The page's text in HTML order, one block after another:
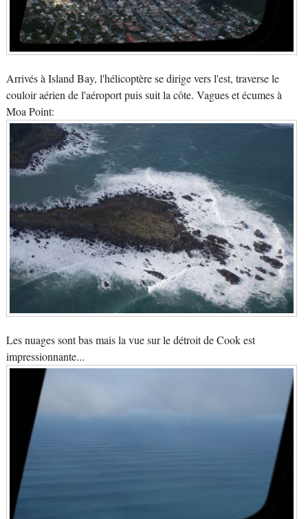
Arrivés à Island Bay, l'hélicoptère se dirige vers l'est, traverse le
couloir aérien de l'aéroport puis suit la côte. Vagues et écumes à
Moa Point:
Les nuages sont bas mais la vue sur le détroit de Cook est
impressionnante...